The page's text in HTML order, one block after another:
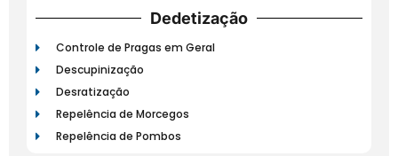
Dedetização
Controle de Pragas em Geral
Descupinização
Desratização
Repelência de Morcegos
Repelência de Pombos